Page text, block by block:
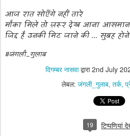
आज रात सोएँगे नहीं तारे
मौका मिले तो ज़रूर देख आना
जिद्द है उनकी मिट जाने की ... सुबह
#जंगली_गुलाब
दिगम्बर नासवाद्वारा2nd July
लेबल: जंगली_गुलाब तर्क
19 टिप्पणियां